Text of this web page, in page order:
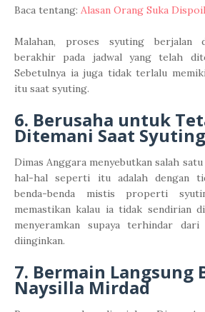
Baca tentang: Alasan Orang Suka
Malahan, proses syuting berjalan
berakhir pada jadwal yang telah
Sebetulnya ia juga tidak terlalu
itu saat syuting.
6. Berusaha untuk
Ditemani Saat Syuting
Dimas Anggara menyebutkan salah
hal-hal seperti itu adalah dengan
benda-benda mistis properti
memastikan kalau ia tidak sendirian
menyeramkan supaya terhindar
diinginkan.
7. Bermain Langsung
Naysilla Mirdad